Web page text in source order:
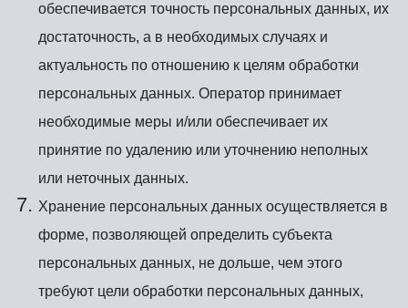
обеспечивается точность персональных данных, их
достаточность, а в необходимых случаях и
актуальность по отношению к целям обработки
персональных данных. Оператор принимает
необходимые меры и/или обеспечивает их
принятие по удалению или уточнению неполных
или неточных данных.
Хранение персональных данных осуществляется в
форме, позволяющей определить субъекта
персональных данных, не дольше, чем этого
требуют цели обработки персональных данных,